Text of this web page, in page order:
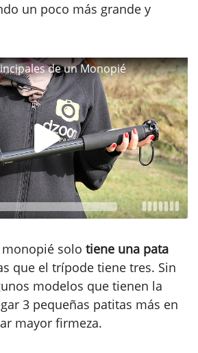
un poco más grande y
de un Monopié
solo tiene una pata
que el trípode tiene tres. Sin
modelos que tienen la
3 pequeñas patitas más en
mayor firmeza.